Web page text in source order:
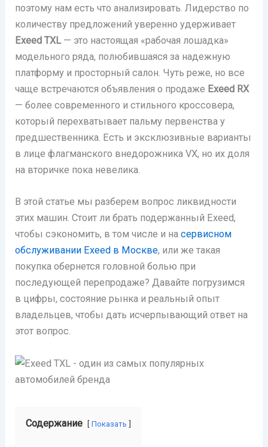
поэтому нам есть что анализировать. Лидерство по
количеству предложений уверенно удерживает
Exeed TXL— это настоящая «рабочая лошадка»
модельного ряда, полюбившаяся за надежную
платформу и просторный салон. Чуть реже, но все
чаще встречаются объявления о продаже Exeed RX
— более современного и стильного кроссовера,
который перехватывает пальму первенства у
предшественника. Есть и эксклюзивные варианты
в лице флагманского внедорожника VX, но их доля
на вторичке пока невелика.
В этой статье мы разберем вопрос ликвидности
этих машин. Стоит ли брать подержанный Exeed,
чтобы сэкономить, в том числе и насервисном
обслуживании Exeed в Москве, или же такая
покупка обернется головной болью при
последующей перепродаже? Давайте погрузимся
в цифры, состояние рынка и реальный опыт
владельцев, чтобы дать исчерпывающий ответ на
этот вопрос.
Содержание Показать